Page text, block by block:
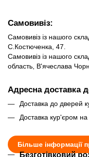
Самовивіз:
Самовивіз із нашого
С.Костюченка, 47.
Самовивіз із нашого
область, В'ячеслава
Адресна доставка
Доставка до дверей
Доставка кур'єром
Більше інформації
Безготівковий